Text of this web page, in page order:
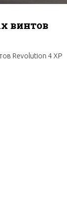
винтов
Revolution 4 XP